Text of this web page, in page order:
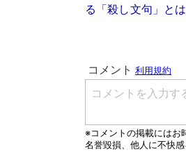
る「殺し文句」とは